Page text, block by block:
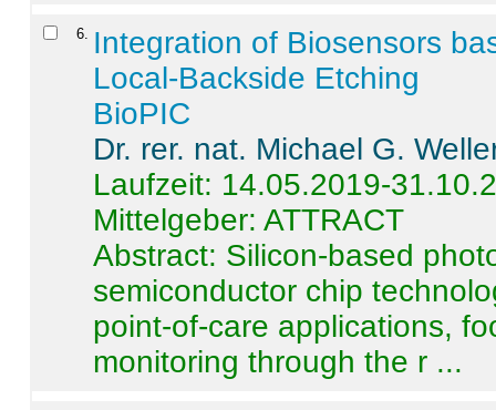
6
Integration of Biosensors
Local-Backside Etching
BioPIC
Dr. rer. nat. Michael G.
Laufzeit: 14.05.2019-
Mittelgeber: ATTRACT
Abstract: Silicon-based
semiconductor chip
point-of-care applications,
monitoring through the r ...